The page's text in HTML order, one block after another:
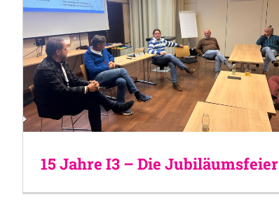
15 Jahre I3 – Die Jubiläumsfeier